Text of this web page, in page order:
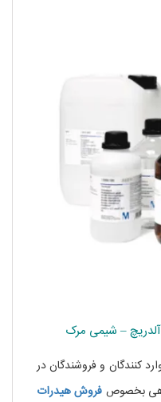
– شیمی مرک
و فروشندگان در
فروشهیدرات